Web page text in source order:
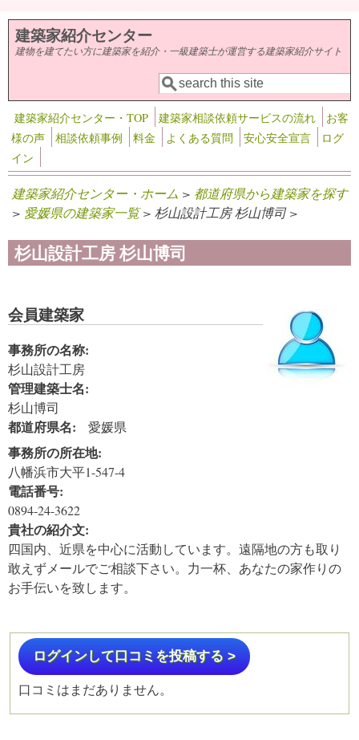
メインコンテンツに移動
建築家紹介センター
建物を建てたい方に建築家を紹介・一級建築士が運営する建築家紹介サイト
検索フォーム
検索
建築家紹介センター・TOP 建築家相談依頼サービスの流れ
お客
様の声
相談依頼事例 料金 よくある質問 安心安全宣言
ログ
イン
建築家紹介センター・ホーム > 都道府県から建築家を探す
> 愛媛県の建築家一覧> 杉山設計工房 杉山博司 >
杉山設計工房 杉山博司
会員建築家
事務所の名称:
杉山設計工房
管理建築士名:
杉山博司
都道府県名: 愛媛県
事務所の所在地:
八幡浜市大平1-547-4
電話番号:
0894-24-3622
貴社の紹介文:
四国内、近県を中心に活動しています。遠隔地の方も取り
敢えずメールでご相談下さい。力一杯、あなたの家作りの
お手伝いを致します。
ログインして口コミを投稿する >
口コミはまだありません。